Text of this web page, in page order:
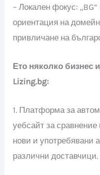
– Локален фокус:
ориентация на
привличане на
Ето няколко бизнес
Lizing.bg:
1. Платформа за
уебсайт за
нови и употребявани
различни доставчици.